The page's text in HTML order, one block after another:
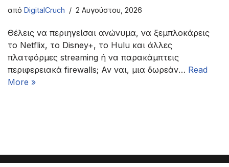
από DigitalCruch 2 Αυγούστου, 2026
Θέλεις να περιηγείσαι ανώνυμα, να ξεμπλοκάρεις
το Netflix, το Disney+, το Hulu και άλλες
πλατφόρμες streaming ή να παρακάμπτεις
περιφερειακά firewalls; Αν ναι, μια δωρεάν… Read
More »